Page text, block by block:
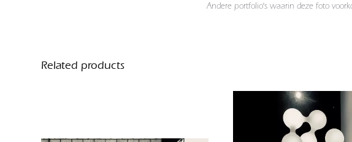
Andere portfolio's waarin deze foto
Related products